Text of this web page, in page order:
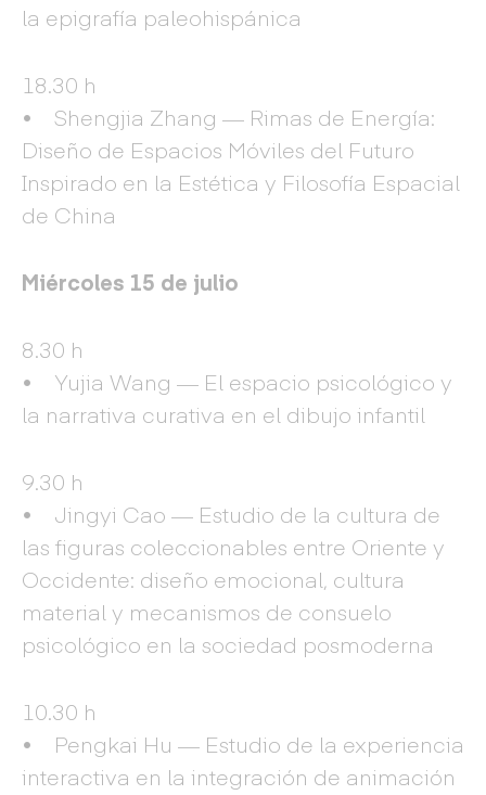
la epigrafía paleohispánica
18.30 h
• Shengjia Zhang — Rimas de Energía:
Diseño de Espacios Móviles del Futuro
Inspirado en la Estética y Filosofía Espacial
de China
Miércoles 15 de julio
8.30 h
• Yujia Wang — El espacio psicológico y
la narrativa curativa en el dibujo infantil
9.30 h
• Jingyi Cao — Estudio de la cultura de
las figuras coleccionables entre Oriente y
Occidente: diseño emocional, cultura
material y mecanismos de consuelo
psicológico en la sociedad posmoderna
10.30 h
• Pengkai Hu — Estudio de la experiencia
interactiva en la integración de animación